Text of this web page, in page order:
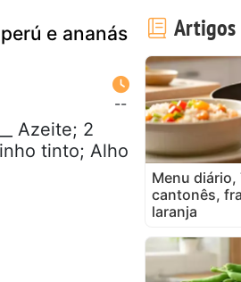
e ananás
--
Azeite; 2
tinto; Alho
Artigos
Menu
cantonês,
laranja